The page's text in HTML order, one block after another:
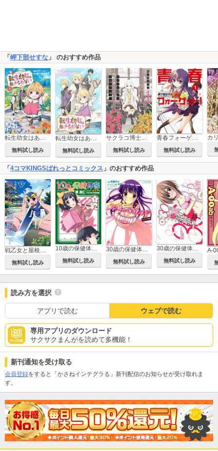
「 岬下部せすな 」 のおすすめ作品
転生幼女はあきらめない
無料試し読み
転生幼女はあきらめない【分冊版】
無料試し読み
サクラコ博士のメモリアツリー
無料試し読み
青春フォーゲット！
無料試し読み
カ
「 4コマKINGSぱれっとコミックス 」のおすすめ作品
無料試し読み
10歳の保健体育-補習編-
無料試し読み
30歳の保健体育ラブフラグ編
無料試し読み
30歳の保健体育恋のステップアップ編
無料試し読み
A-
読み方を選択
アプリで読む ウェブで読む
専用アプリのダウンロード
サクサクまんがを読めて多機能！
新刊通知を受け取る
会員登録をすると「かさねインテグラる」新刊配信のお知らせが受け取れま
す。